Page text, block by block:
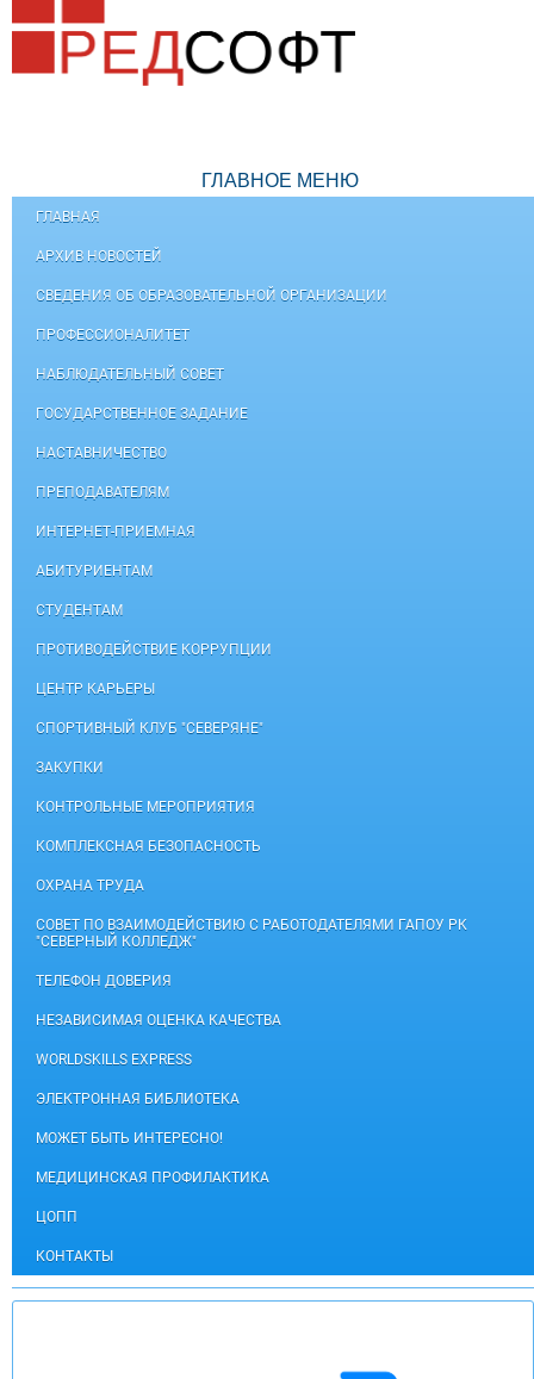
ГЛАВНОЕ МЕНЮ
ГЛАВНАЯ
АРХИВ НОВОСТЕЙ
СВЕДЕНИЯ ОБ ОБРАЗОВАТЕЛЬНОЙ ОРГАНИЗАЦИИ
ПРОФЕССИОНАЛИТЕТ
НАБЛЮДАТЕЛЬНЫЙ СОВЕТ
ГОСУДАРСТВЕННОЕ ЗАДАНИЕ
НАСТАВНИЧЕСТВО
ПРЕПОДАВАТЕЛЯМ
ИНТЕРНЕТ-ПРИЕМНАЯ
АБИТУРИЕНТАМ
СТУДЕНТАМ
ПРОТИВОДЕЙСТВИЕ КОРРУПЦИИ
ЦЕНТР КАРЬЕРЫ
СПОРТИВНЫЙ КЛУБ "СЕВЕРЯНЕ"
ЗАКУПКИ
КОНТРОЛЬНЫЕ МЕРОПРИЯТИЯ
КОМПЛЕКСНАЯ БЕЗОПАСНОСТЬ
ОХРАНА ТРУДА
СОВЕТ ПО ВЗАИМОДЕЙСТВИЮ С РАБОТОДАТЕЛЯМИ ГАПОУ РК
"СЕВЕРНЫЙ КОЛЛЕДЖ"
ТЕЛЕФОН ДОВЕРИЯ
НЕЗАВИСИМАЯ ОЦЕНКА КАЧЕСТВА
WORLDSKILLS EXPRESS
ЭЛЕКТРОННАЯ БИБЛИОТЕКА
МОЖЕТ БЫТЬ ИНТЕРЕСНО!
МЕДИЦИНСКАЯ ПРОФИЛАКТИКА
ЦОПП
КОНТАКТЫ